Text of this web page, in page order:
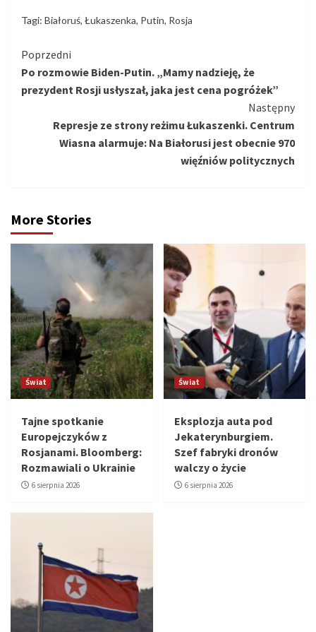
Tagi: Białoruś, Łukaszenka, Putin, Rosja
Kontynuuj
czytanie
Poprzedni
Po rozmowie Biden-Putin. „Mamy nadzieję, że
prezydent Rosji usłyszał, jaka jest cena pogróżek”
Następny
Represje ze strony reżimu Łukaszenki. Centrum
Wiasna alarmuje: Na Białorusi jest obecnie 970
więźniów politycznych
More Stories
Świat
Tajne spotkanie
Europejczyków z
Rosjanami. Bloomberg:
Rozmawiali o Ukrainie
6 sierpnia 2026
Świat
Eksplozja auta pod
Jekaterynburgiem.
Szef fabryki dronów
walczy o życie
6 sierpnia 2026